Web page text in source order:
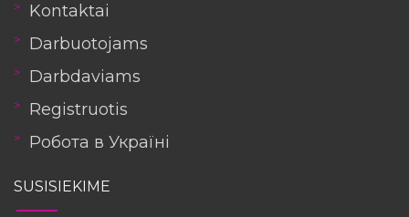
Kontaktai
Darbuotojams
Darbdaviams
Registruotis
Робота в Україні
SUSISIEKIME